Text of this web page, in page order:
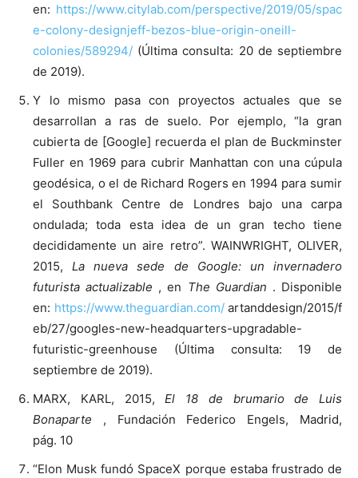
en: https://www.citylab.com/perspective/2019/05/spac
e-colony-designjeff-bezos-blue-origin-oneill-
colonies/589294/ (Última consulta: 20 de septiembre
de 2019).
Y lo mismo pasa con proyectos actuales que se
desarrollan a ras de suelo. Por ejemplo, “la gran
cubierta de [Google] recuerda el plan de Buckminster
Fuller en 1969 para cubrir Manhattan con una cúpula
geodésica, o el de Richard Rogers en 1994 para sumir
el Southbank Centre de Londres bajo una carpa
ondulada; toda esta idea de un gran techo tiene
decididamente un aire retro”. WAINWRIGHT, OLIVER,
2015,La nueva sede de Google: un invernadero
futurista actualizable , en The Guardian . Disponible
en: https://www.theguardian.com/artanddesign/2015/f
eb/27/googles-new-headquarters-upgradable-
futuristic-greenhouse (Última consulta: 19 de
septiembre de 2019).
MARX, KARL, 2015,El 18 de brumario de Luis
Bonaparte , Fundación Federico Engels, Madrid,
pág. 10
“Elon Musk fundó SpaceX porque estaba frustrado de